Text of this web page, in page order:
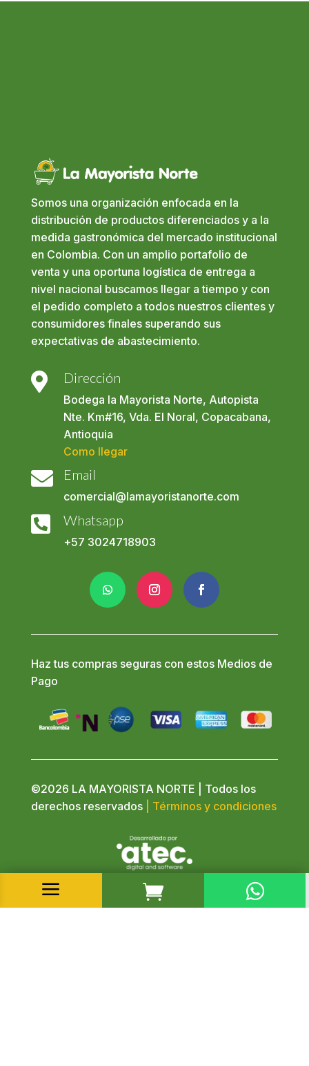
Somos una organización enfocada en la
distribución de productos diferenciados y a la
medida gastronómica del mercado institucional
en Colombia. Con un amplio portafolio de
venta y una oportuna logística de entrega a
nivel nacional buscamos llegar a tiempo y con
el pedido completo a todos nuestros clientes y
consumidores finales superando sus
expectativas de abastecimiento.
 Dirección
Bodega la Mayorista Norte, Autopista
Nte. Km#16, Vda. El Noral, Copacabana,
Antioquia
Como llegar
 Email
comercial@lamayoristanorte.com
 Whatsapp
+57 3024718903
Haz tus compras seguras con estos Medios de
Pago
©2026 LA MAYORISTA NORTE | Todos los
derechos reservados
| Términos y condiciones
a  